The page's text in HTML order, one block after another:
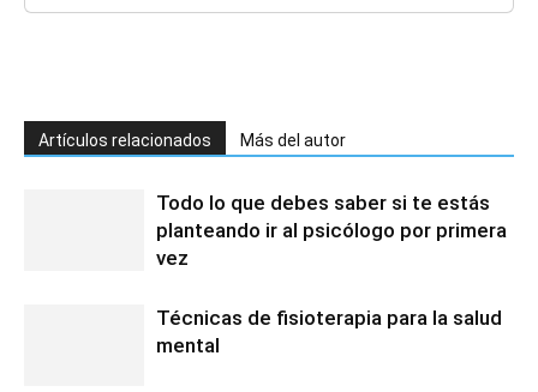
Artículos relacionados Más del autor
Todo lo que debes saber si te estás
planteando ir al psicólogo por primera
vez
Técnicas de fisioterapia para la salud
mental